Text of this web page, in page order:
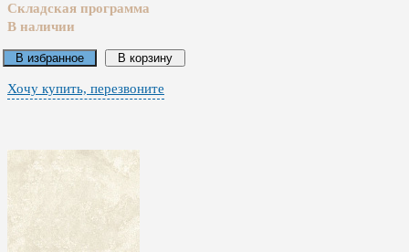
Складская программа
В наличии
В избранное В корзину
Хочу купить, перезвоните